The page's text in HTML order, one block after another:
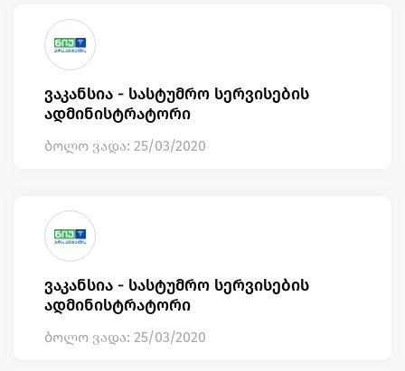
ვაკანსია - სასტუმრო სერვისების
ადმინისტრატორი
ბოლო ვადა: 25/03/2020
ვაკანსია - სასტუმრო სერვისების
ადმინისტრატორი
ბოლო ვადა: 25/03/2020